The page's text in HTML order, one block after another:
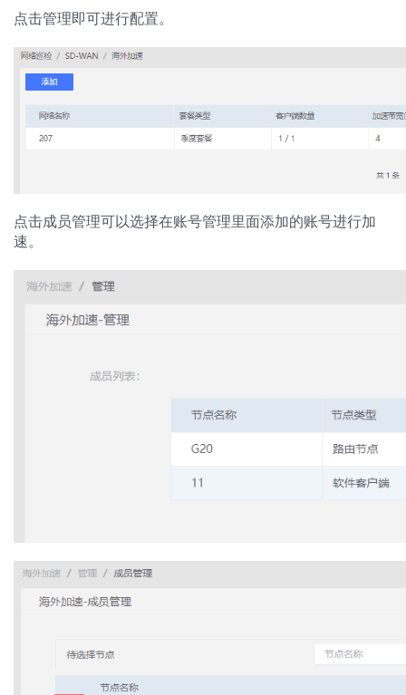
点击管理即可进行配置。
点击成员管理可以选择在账号管理里面添加的账号进行加
速。